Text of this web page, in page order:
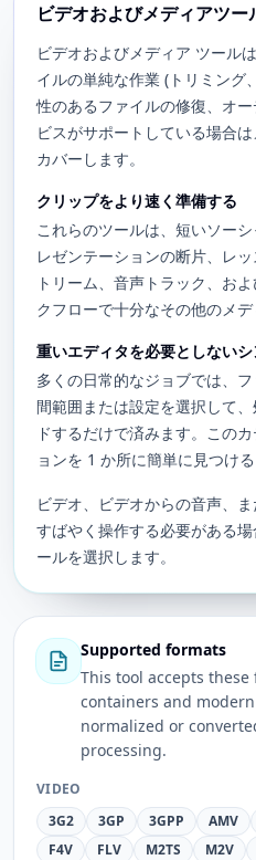
ビデオおよびメディアツー
ビデオおよびメディア ツール
イルの単純な作業 (トリミング
性のあるファイルの修復、オ
ビスがサポートしている場合
カバーします。
クリップをより速く準備する
これらのツールは、短いソー
レゼンテーションの断片、レ
トリーム、音声トラック、お
クフローで十分なその他のメデ
重いエディタを必要としない
多くの日常的なジョブでは、
間範囲または設定を選択して
ドするだけで済みます。この
ョンを 1 か所に簡単に見つける
ビデオ、ビデオからの音声、
すばやく操作する必要がある
ールを選択します。
Supported formats
This tool accepts
containers and
normalized or
processing.
VIDEO
3G2
3GP 3GPP AMV
F4V
FLV M2TS M2V